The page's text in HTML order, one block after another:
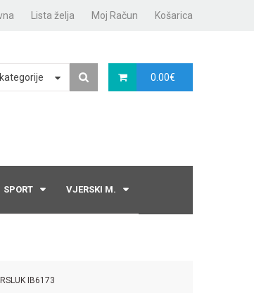
Lista želja Moj Račun Košarica
0.00€
SPORT VJERSKI M.
IB6173